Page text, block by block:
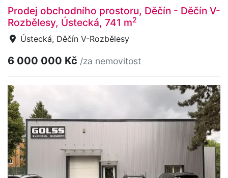
Prodej obchodního prostoru, Děčín - Děčín V-
Rozbělesy, Ústecká, 741 m2
Ústecká, Děčín V-Rozbělesy
6 000 000 Kč /za nemovitost